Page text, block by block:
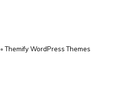
•Themify WordPress Themes